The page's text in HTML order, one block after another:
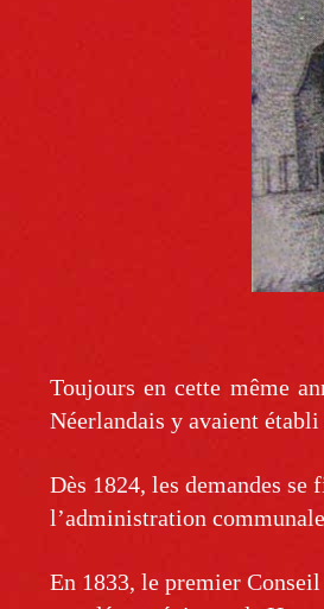
Toujours en cette même
Néerlandais y avaient
Dès 1824, les demandes
l’administration
En 1833, le premier